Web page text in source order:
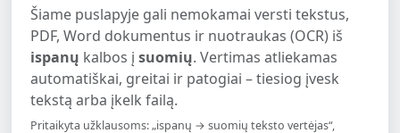
Šiame puslapyje gali nemokamai versti tekstus,
PDF, Word dokumentus ir nuotraukas (OCR) iš
ispanų kalbos į suomių. Vertimas atliekamas
automatiškai, greitai ir patogiai – tiesiog įvesk
tekstą arba įkelk failą.
Pritaikyta užklausoms: „ispanų → suomių teksto vertėjas“,